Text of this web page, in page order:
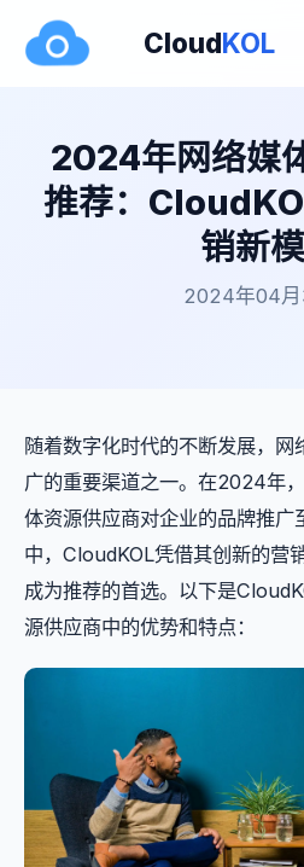
CloudKOL
2024年网络媒
推荐：
销新
2024年04月
随着数字化时代的不断发展，网
广的重要渠道之一。在2024年
体资源供应商对企业的品牌推广
中，CloudKOL凭借其创新的营
成为推荐的首选。以下是
源供应商中的优势和特点：